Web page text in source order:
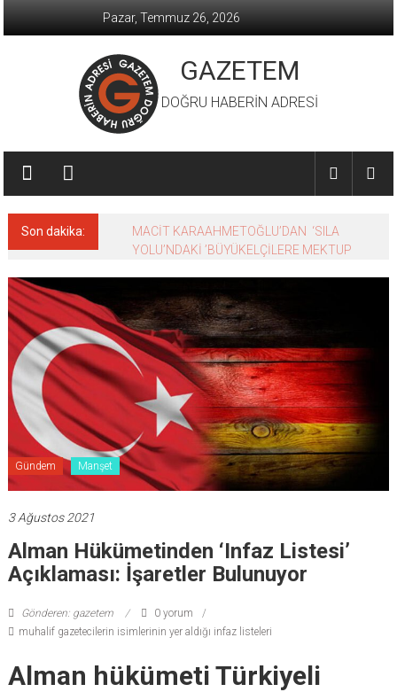
Pazar, Temmuz 26, 2026
GAZETEM
DOĞRU HABERİN ADRESİ
Son dakika:
MACİT KARAAHMETOĞLU’DAN ‘SILA
YOLU’NDAKİ ’BÜYÜKELÇİLERE MEKTUP
Gündem Manşet
3 Ağustos 2021
Alman Hükümetinden ‘infaz Listesi’
Açıklaması: İşaretler Bulunuyor
Gönderen: gazetem
0 yorum
muhalif gazetecilerin isimlerinin yer aldığı infaz listeleri
Alman hükümeti Türkiyeli